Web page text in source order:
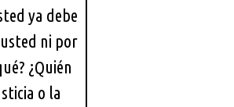
ya debe
ni por
¿Quién
o la